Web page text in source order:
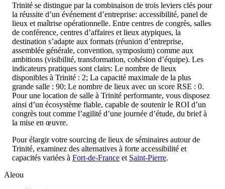
Trinité se distingue par la combinaison de trois leviers clés pour
la réussite d’un événement d’entreprise: accessibilité, panel de
lieux et maîtrise opérationnelle. Entre centres de congrès, salles
de conférence, centres d’affaires et lieux atypiques, la
destination s’adapte aux formats (réunion d’entreprise,
assemblée générale, convention, symposium) comme aux
ambitions (visibilité, transformation, cohésion d’équipe). Les
indicateurs pratiques sont clairs: Le nombre de lieux
disponibles à Trinité : 2; La capacité maximale de la plus
grande salle : 90; Le nombre de lieux avec un score RSE : 0.
Pour une location de salle à Trinité performante, vous disposez
ainsi d’un écosystème fiable, capable de soutenir le ROI d’un
congrès tout comme l’agilité d’une journée d’étude, du brief à
la mise en œuvre.
Pour élargir votre sourcing de lieux de séminaires autour de
Trinité, examinez des alternatives à forte accessibilité et
capacités variées à Fort-de-France et Saint-Pierre.
Aleou